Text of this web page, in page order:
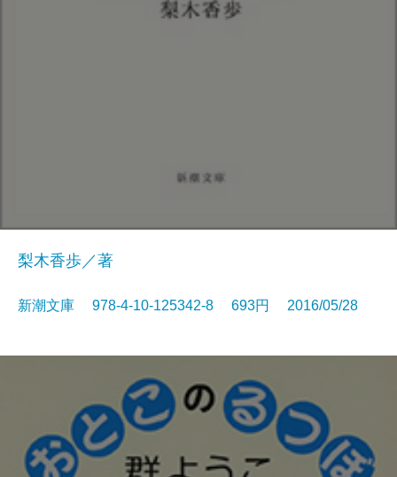
梨木香歩／著
新潮文庫 978-4-10-125342-8 693円 2016/05/28